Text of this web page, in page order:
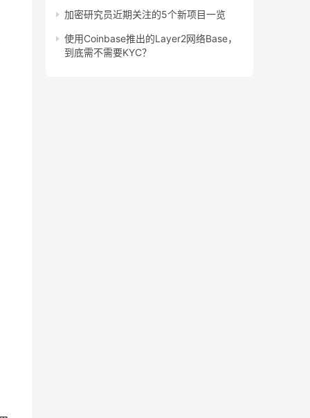
加密研究员近期关注的5个新项目一览
使用Coinbase推出的Layer2网络Base，
到底需不需要KYC？